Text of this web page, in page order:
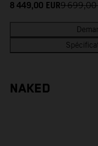
8 449,00 EUR9 699,00
NAKED